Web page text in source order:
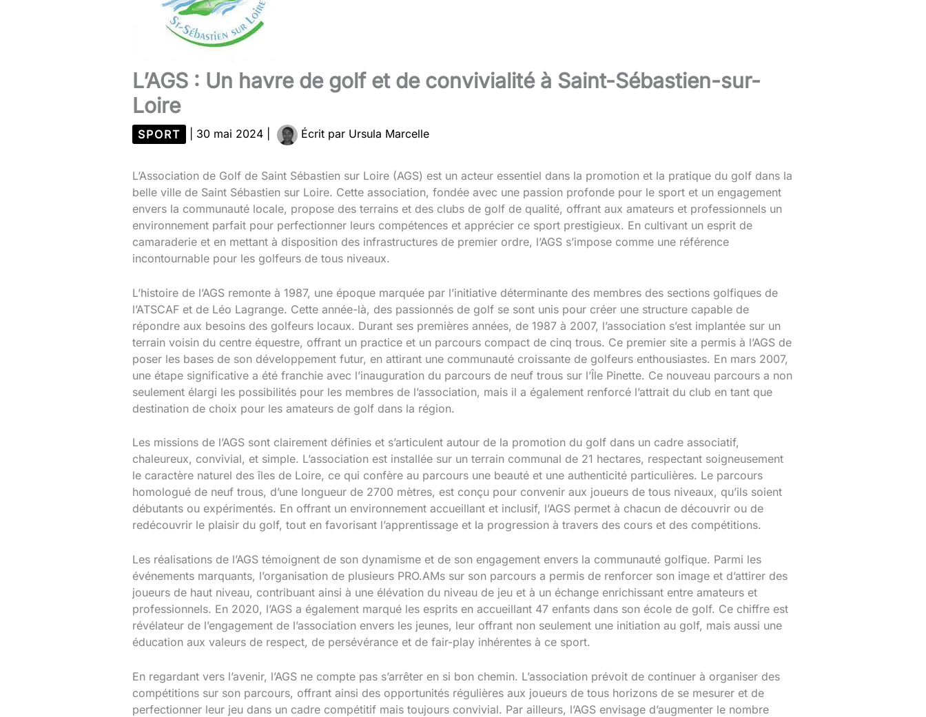
L’AGS : Un havre de golf et de convivialité à Saint-Sébastien-sur-
Loire
SPORT 30 mai 2024 Écrit par Ursula Marcelle
L’Association de Golf de Saint Sébastien sur Loire (AGS) est un acteur essentiel dans la promotion et la pratique du golf dans la
belle ville de Saint Sébastien sur Loire. Cette association, fondée avec une passion profonde pour le sport et un engagement
envers la communauté locale, propose des terrains et des clubs de golf de qualité, offrant aux amateurs et professionnels un
environnement parfait pour perfectionner leurs compétences et apprécier ce sport prestigieux. En cultivant un esprit de
camaraderie et en mettant à disposition des infrastructures de premier ordre, l’AGS s’impose comme une référence
incontournable pour les golfeurs de tous niveaux.
L’histoire de l’AGS remonte à 1987, une époque marquée par l’initiative déterminante des membres des sections golfiques de
l’ATSCAF et de Léo Lagrange. Cette année-là, des passionnés de golf se sont unis pour créer une structure capable de
répondre aux besoins des golfeurs locaux. Durant ses premières années, de 1987 à 2007, l’association s’est implantée sur un
terrain voisin du centre équestre, offrant un practice et un parcours compact de cinq trous. Ce premier site a permis à l’AGS de
poser les bases de son développement futur, en attirant une communauté croissante de golfeurs enthousiastes. En mars 2007,
une étape significative a été franchie avec l’inauguration du parcours de neuf trous sur l’Île Pinette. Ce nouveau parcours a non
seulement élargi les possibilités pour les membres de l’association, mais il a également renforcé l’attrait du club en tant que
destination de choix pour les amateurs de golf dans la région.
Les missions de l’AGS sont clairement définies et s’articulent autour de la promotion du golf dans un cadre associatif,
chaleureux, convivial, et simple. L’association est installée sur un terrain communal de 21 hectares, respectant soigneusement
le caractère naturel des îles de Loire, ce qui confère au parcours une beauté et une authenticité particulières. Le parcours
homologué de neuf trous, d’une longueur de 2700 mètres, est conçu pour convenir aux joueurs de tous niveaux, qu’ils soient
débutants ou expérimentés. En offrant un environnement accueillant et inclusif, l’AGS permet à chacun de découvrir ou de
redécouvrir le plaisir du golf, tout en favorisant l’apprentissage et la progression à travers des cours et des compétitions.
Les réalisations de l’AGS témoignent de son dynamisme et de son engagement envers la communauté golfique. Parmi les
événements marquants, l’organisation de plusieurs PRO.AMs sur son parcours a permis de renforcer son image et d’attirer des
joueurs de haut niveau, contribuant ainsi à une élévation du niveau de jeu et à un échange enrichissant entre amateurs et
professionnels. En 2020, l’AGS a également marqué les esprits en accueillant 47 enfants dans son école de golf. Ce chiffre est
révélateur de l’engagement de l’association envers les jeunes, leur offrant non seulement une initiation au golf, mais aussi une
éducation aux valeurs de respect, de persévérance et de fair-play inhérentes à ce sport.
En regardant vers l’avenir, l’AGS ne compte pas s’arrêter en si bon chemin. L’association prévoit de continuer à organiser des
compétitions sur son parcours, offrant ainsi des opportunités régulières aux joueurs de tous horizons de se mesurer et de
perfectionner leur jeu dans un cadre compétitif mais toujours convivial. Par ailleurs, l’AGS envisage d’augmenter le nombre